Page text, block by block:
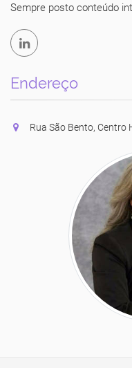
Sempre posto conteúdo
Endereço
Rua São Bento, Centro